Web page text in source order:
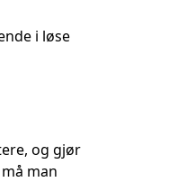
i løse
og gjør
man